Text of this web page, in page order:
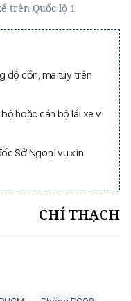
trên Quốc lộ 1
độ cồn, ma túy trên
hoặc cán bộ lái xe vi
Sở Ngoại vụ xin
CHÍ THẠCH